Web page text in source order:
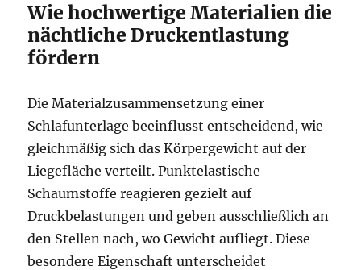
Wie hochwertige Materialien die
nächtliche Druckentlastung
fördern
Die Materialzusammensetzung einer
Schlafunterlage beeinflusst entscheidend, wie
gleichmäßig sich das Körpergewicht auf der
Liegefläche verteilt. Punktelastische
Schaumstoffe reagieren gezielt auf
Druckbelastungen und geben ausschließlich an
den Stellen nach, wo Gewicht aufliegt. Diese
besondere Eigenschaft unterscheidet